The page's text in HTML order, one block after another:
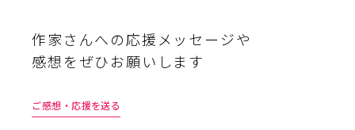
作家さんへの応援メッセージや
感想をぜひお願いします
ご感想・応援を送る